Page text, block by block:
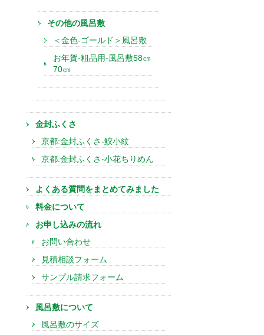
その他の風呂敷
＜金色-ゴールド＞風呂敷
お年賀-粗品用-風呂敷58㎝
70㎝
金封ふくさ
京都:金封ふくさ-鮫小紋
京都:金封ふくさ-小花ちりめん
よくある質問をまとめてみました
料金について
お申し込みの流れ
お問い合わせ
見積相談フォーム
サンプル請求フォーム
風呂敷について
風呂敷のサイズ